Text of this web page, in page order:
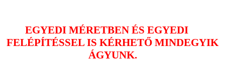
EGYEDI MÉRETBEN ÉS EGYEDI
FELÉPÍTÉSSEL IS KÉRHETŐ MINDEGYIK
ÁGYUNK.